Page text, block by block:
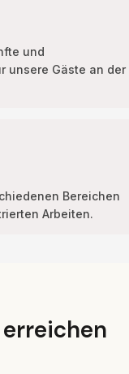
und
unsere Gäste an der
Bereichen
Arbeiten.